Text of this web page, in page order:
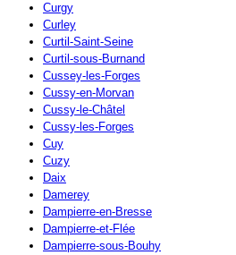
Curgy
Curley
Curtil-Saint-Seine
Curtil-sous-Burnand
Cussey-les-Forges
Cussy-en-Morvan
Cussy-le-Châtel
Cussy-les-Forges
Cuy
Cuzy
Daix
Damerey
Dampierre-en-Bresse
Dampierre-et-Flée
Dampierre-sous-Bouhy